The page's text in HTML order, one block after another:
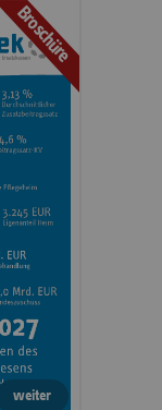
Broschüre
weiter